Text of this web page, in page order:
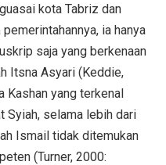
kota Tabriz dan
ia hanya
saja yang berkenaan
Itsna Asyari (Keddie,
Kashan yang terkenal
Syiah, selama lebih dari
Ismail tidak ditemukan
(Turner, 2000: